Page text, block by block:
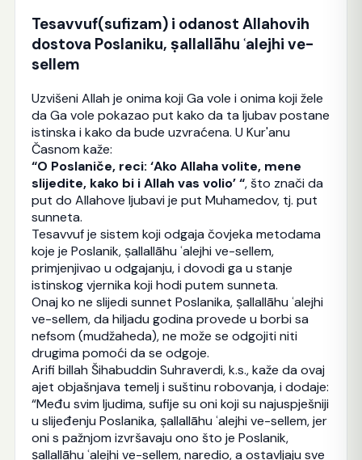
Tesavvuf(sufizam) i odanost Allahovih
dostova Poslaniku, ṣallallāhu ʿalejhi ve-
sellem
Uzvišeni Allah je onima koji Ga vole i onima koji žele
da Ga vole pokazao put kako da ta ljubav postane
istinska i kako da bude uzvraćena. U Kur'anu
Časnom kaže:
“O Poslaniče, reci: ‘Ako Allaha volite, mene
slijedite, kako bi i Allah vas volio’ “, što znači da
put do Allahove ljubavi je put Muhamedov, tj. put
sunneta.
Tesavvuf je sistem koji odgaja čovjeka metodama
koje je Poslanik, ṣallallāhu ʿalejhi ve-sellem,
primjenjivao u odgajanju, i dovodi ga u stanje
istinskog vjernika koji hodi putem sunneta.
Onaj ko ne slijedi sunnet Poslanika, ṣallallāhu ʿalejhi
ve-sellem, da hiljadu godina provede u borbi sa
nefsom (mudžaheda), ne može se odgojiti niti
drugima pomoći da se odgoje.
Arifi billah Šihabuddin Suhraverdi, k.s., kaže da ovaj
ajet objašnjava temelj i suštinu robovanja, i dodaje:
“Među svim ljudima, sufije su oni koji su najuspješniji
u slijeđenju Poslanika, ṣallallāhu ʿalejhi ve-sellem, jer
oni s pažnjom izvršavaju ono što je Poslanik,
ṣallallāhu ʿalejhi ve-sellem, naredio, a ostavljaju sve